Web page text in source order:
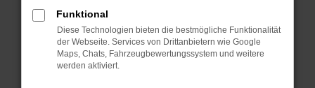
Überprüfe deine Firewall und deine
Internetverbindung.
Laden andere Webseiten, zum Beispiel deine
Suchmaschine?
Funktional
Diese Technologien bieten die bestmögliche Funktionalität
der Webseite. Services von Drittanbietern wie Google
Maps, Chats, Fahrzeugbewertungssystem und weitere
werden aktiviert.